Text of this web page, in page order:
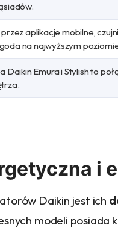
aplikacje mobilne,
na najwyższym
Daikin Emura i Stylish to
i
Daikin jest ich
modeli